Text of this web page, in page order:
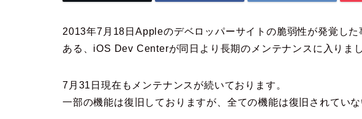
2013年7月18日Appleのデベロッパーサイトの脆弱性が発覚し
ある、iOS Dev Centerが同日より長期のメンテナンスに入りまし
7月31日現在もメンテナンスが続いております。
一部の機能は復旧しておりますが、全ての機能は復旧されていな